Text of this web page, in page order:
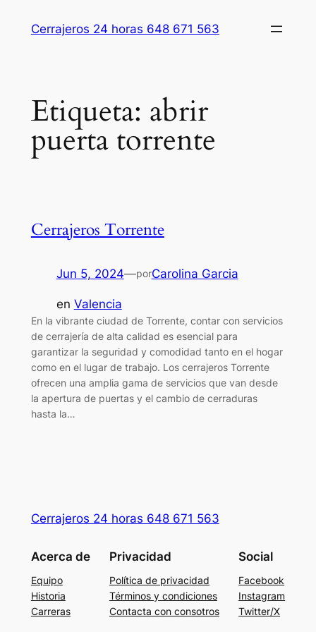
Cerrajeros 24 horas 648 671 563
Etiqueta: abrir
puerta torrente
Cerrajeros Torrente
Jun 5, 2024—porCarolina Garcia
en Valencia
En la vibrante ciudad de Torrente, contar con servicios
de cerrajería de alta calidad es esencial para
garantizar la seguridad y comodidad tanto en el hogar
como en el lugar de trabajo. Los cerrajeros Torrente
ofrecen una amplia gama de servicios que van desde
la apertura de puertas y el cambio de cerraduras
hasta la…
Cerrajeros 24 horas 648 671 563
Acerca de
Equipo
Historia
Carreras
Privacidad
Política de privacidad
Términos y condiciones
Contacta con consotros
Social
Facebook
Instagram
Twitter/X